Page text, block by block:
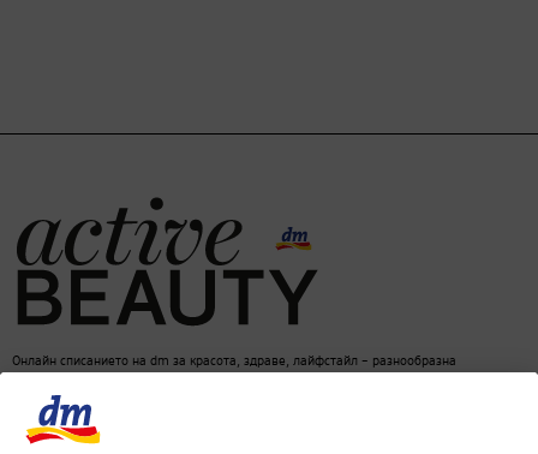
Онлайн списанието на dm за красота, здраве, лайфстайл – разнообразна